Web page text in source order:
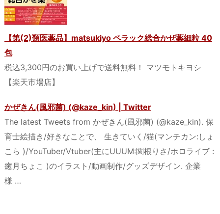
【第(2)類医薬品】matsukiyo ペラック総合かぜ薬細粒 40
包
税込3,300円のお買い上げで送料無料！ マツモトキヨシ
【楽天市場店】
かぜきん(風邪菌) (@kaze_kin) | Twitter
The latest Tweets from かぜきん(風邪菌) (@kaze_kin). 保
育士絵描き/好きなことで、 生きていく/猫(マンチカン:しょ
こら )/YouTuber/Vtuber(主にUUUM:関根りさ/ホロライブ :
癒月ちょこ )のイラスト/動画制作/グッズデザイン. 企業
様 …